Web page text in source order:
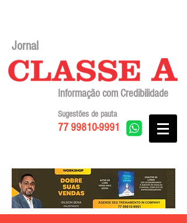
Jornal
Informação com Credibilidade
77 99810-9991
Sugestões de pauta